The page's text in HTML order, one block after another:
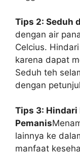
Tips 2: Seduh
dengan air
Celcius.
karena dapat
Seduh teh
dengan
Tips 3: Hindari
Pemanis
lainnya ke
manfaat